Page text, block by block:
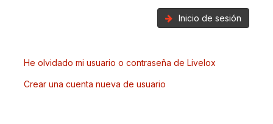
Inicio de sesión
He olvidado mi usuario o contraseña de Livelox
Crear una cuenta nueva de usuario